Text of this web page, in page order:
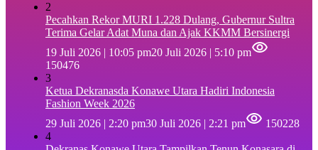
2
Pecahkan Rekor MURI 1.228 Dulang, Gubernur Sultra
Terima Gelar Adat Muna dan Ajak KKMM Bersinergi
19 Juli 2026 | 10:05 pm20 Juli 2026 | 5:10 pm
150476
3
Ketua Dekranasda Konawe Utara Hadiri Indonesia
Fashion Week 2026
29 Juli 2026 | 2:20 pm30 Juli 2026 | 2:21 pm
150228
4